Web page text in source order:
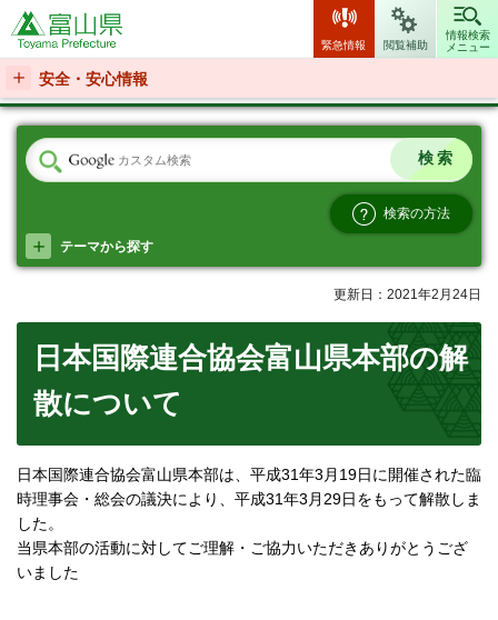
富山県
緊急情報 閲覧補助
情報検索
メニュー
安全・安心情報
検索の方法
テーマから探す
更新日：2021年2月24日
日本国際連合協会富山県本部の解
散について
日本国際連合協会富山県本部は、平成31年3月19日に開催された臨
時理事会・総会の議決により、平成31年3月29日をもって解散しま
した。
当県本部の活動に対してご理解・ご協力いただきありがとうござ
いました